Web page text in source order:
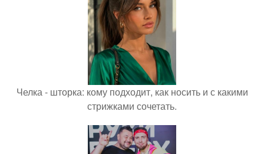
Челка - шторка: кому подходит, как носить и с какими
стрижками сочетать.